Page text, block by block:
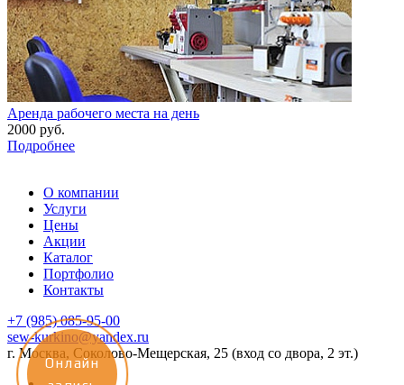
Аренда рабочего места на день
2000 руб.
Подробнее
О компании
Услуги
Цены
Акции
Каталог
Портфолио
Контакты
+7 (985) 085-95-00
sew-kurkino@yandex.ru
г. Москва, Соколово-Мещерская, 25 (вход со двора, 2 эт.)
Онлайн